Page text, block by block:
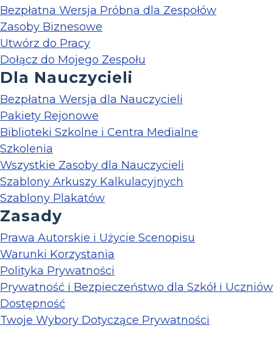
Bezpłatna Wersja Próbna dla Zespołów
Zasoby Biznesowe
Utwórz do Pracy
Dołącz do Mojego Zespołu
Dla Nauczycieli
Bezpłatna Wersja dla Nauczycieli
Pakiety Rejonowe
Biblioteki Szkolne i Centra Medialne
Szkolenia
Wszystkie Zasoby dla Nauczycieli
Szablony Arkuszy Kalkulacyjnych
Szablony Plakatów
Zasady
Prawa Autorskie i Użycie Scenopisu
Warunki Korzystania
Polityka Prywatności
Prywatność i Bezpieczeństwo dla Szkół i Uczniów
Dostępność
Twoje Wybory Dotyczące Prywatności